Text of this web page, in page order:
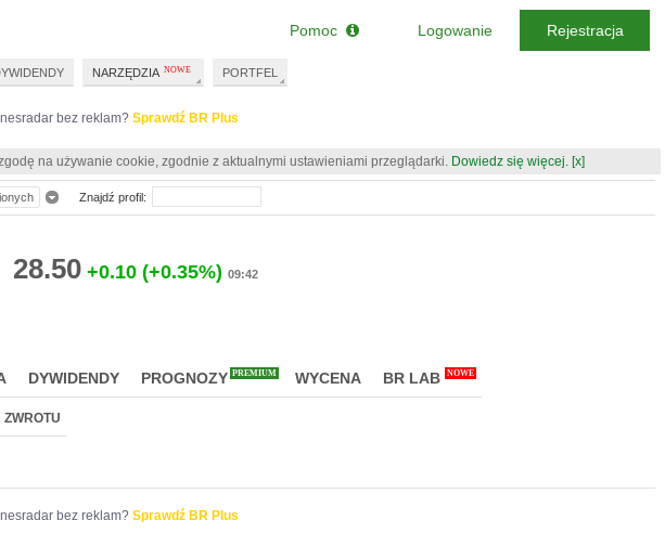
bez reklam? Sprawdź BR Plus
na używanie cookie, zgodnie z aktualnymi ustawieniami przeglądarki. Dowiedz się więcej. [x]
28.50 +0.10 (+0.35%) 09:42
DYWIDENDY PROGNOZY PREMIUM WYCENA BR LAB NOWE
ZWROTU
bez reklam? Sprawdź BR Plus
Znajdź profil:
NARZĘDZIA PORTFEL
Pomoc Logowanie Rejestracja